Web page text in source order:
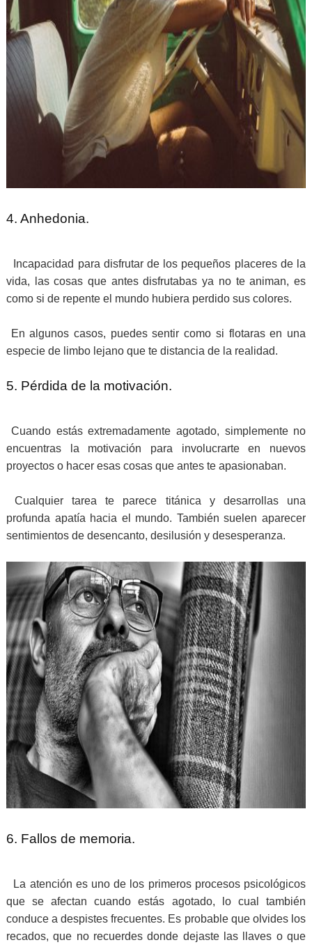
4. Anhedonia.
Incapacidad para disfrutar de los pequeños placeres de la
vida, las cosas que antes disfrutabas ya no te animan, es
como si de repente el mundo hubiera perdido sus colores.
En algunos casos, puedes sentir como si flotaras en una
especie de limbo lejano que te distancia de la realidad.
5. Pérdida de la motivación.
Cuando estás extremadamente agotado, simplemente no
encuentras la motivación para involucrarte en nuevos
proyectos o hacer esas cosas que antes te apasionaban.
Cualquier tarea te parece titánica y desarrollas una
profunda apatía hacia el mundo. También suelen aparecer
sentimientos de desencanto, desilusión y desesperanza.
6. Fallos de memoria.
La atención es uno de los primeros procesos psicológicos
que se afectan cuando estás agotado, lo cual también
conduce a despistes frecuentes. Es probable que olvides los
recados, que no recuerdes donde dejaste las llaves o que